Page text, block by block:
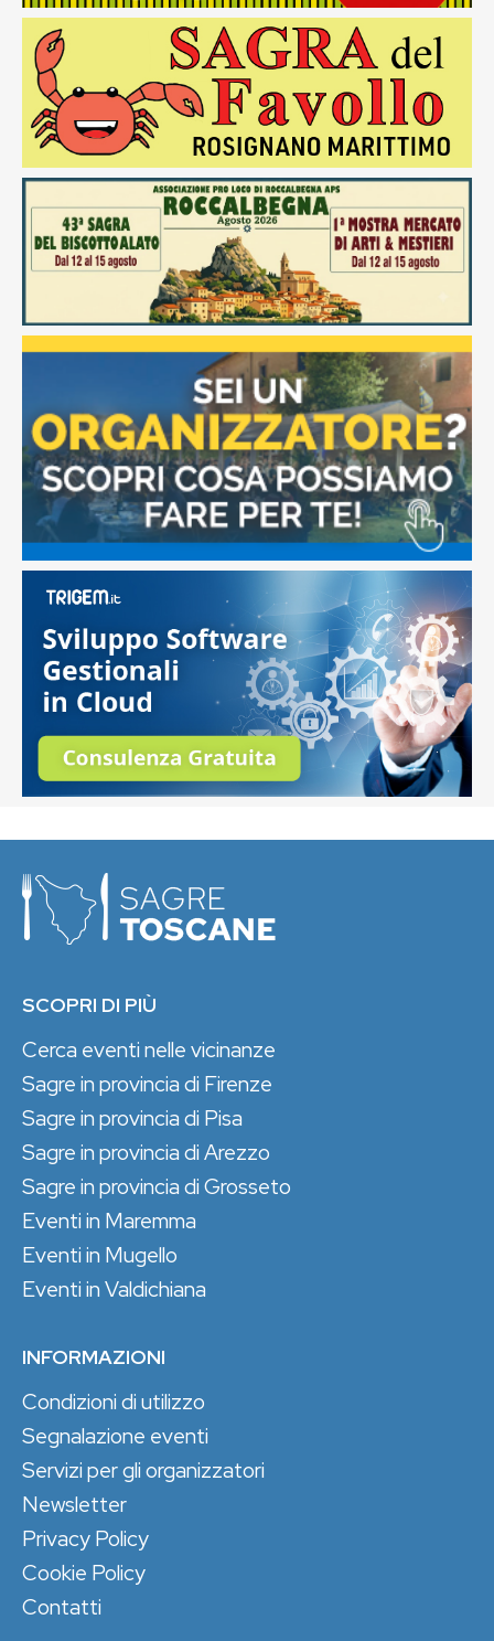
SCOPRI DI PIÙ
Cerca eventi nelle vicinanze
Sagre in provincia di Firenze
Sagre in provincia di Pisa
Sagre in provincia di Arezzo
Sagre in provincia di Grosseto
Eventi in Maremma
Eventi in Mugello
Eventi in Valdichiana
INFORMAZIONI
Condizioni di utilizzo
Segnalazione eventi
Servizi per gli organizzatori
Newsletter
Privacy Policy
Cookie Policy
Contatti